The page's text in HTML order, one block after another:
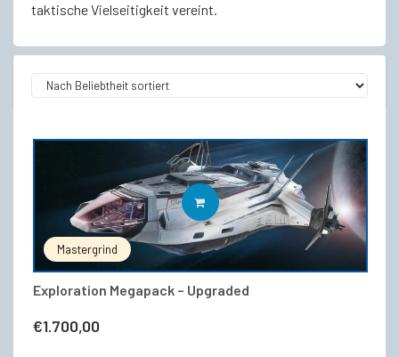
taktische Vielseitigkeit vereint.
Mastergrind
Exploration Megapack – Upgraded
€1.700,00
IN DEN WARENKORB